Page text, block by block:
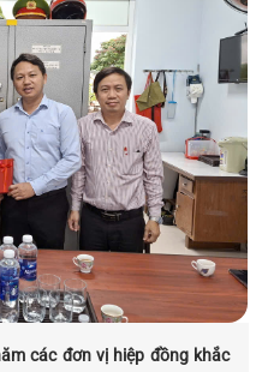
các đơn vị hiệp đồng khắc